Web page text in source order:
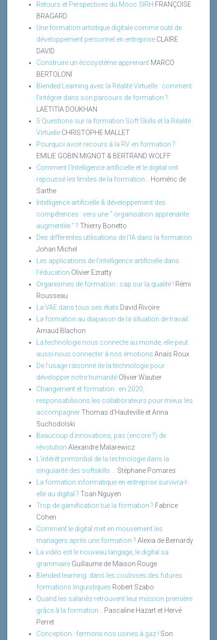
Retours et Perspectives du Mooc SIRH FRANÇOISE
BRAGARD
Une formation artistique digitale comme outil de
développement personnel en entreprise CLAIRE
DAVID
Construire un écosystème apprenant MARCO
BERTOLONI
Blended Learning avec la Réalité Virtuelle : comment
l’intégrer dans son parcours de formation ?
LAËTITIA DOUKHAN
5 Questions sur la formation Soft Skills et la Réalité
Virtuelle CHRISTOPHE MALLET
Pourquoi avoir recours à la RV en formation ?
EMILIE GOBIN MIGNOT & BERTRAND WOLFF
Comment l’Intelligence artificielle et le digital ont
repoussé les limites de la formation...
Homéric de
Sarthe
Intelligence artificielle & développement des
compétences : vers une " organisation apprenante
augmentée " ? Thierry Bonetto
Des différentes utilisations de l’IA dans la formation
Johan Michel
Les applications de l’intelligence artificielle dans
l’éducation Olivier Ezratty
Organismes de formation : cap sur la qualité ! Rémi
Rousseau
La VAE dans tous ses états David Rivoire
La formation au diapason de la situation de travail
Arnaud Blachon
La technologie nous connecte au monde, elle peut
aussi nous connecter à nos émotions Anaïs Roux
De l’usage raisonné de la technologie pour
développer notre humanité Olivier Wautier
Changement et formation : en 2020,
responsabilisons les collaborateurs pour mieux les
accompagnerThomas d’Hauteville et Anna
Suchodolski
Beaucoup d’innovations, pas (encore ?) de
révolution Alexandre Malarewicz
L’intérêt primordial de la technologie dans la
singularité des softskills ...
Stéphane Pomares
La formation informatique en entreprise survivra-t-
elle au digital ? Toan Nguyen
Trop de gamification tue la formation ? Fabrice
Cohen
Comment le digital met en mouvement les
managers après une formation ? Alexia de Bernardy
La vidéo est le nouveau langage, le digital sa
grammaire Guillaume de Maison Rouge
Blended learning: dans les coulisses des futures
formations linguistiques Robert Szabo
Quand les salariés retrouvent leur mission première
grâce à la formation…
Pascaline Hazart et Hervé
Perret
Conception : fermons nos usines à gaz ! Son